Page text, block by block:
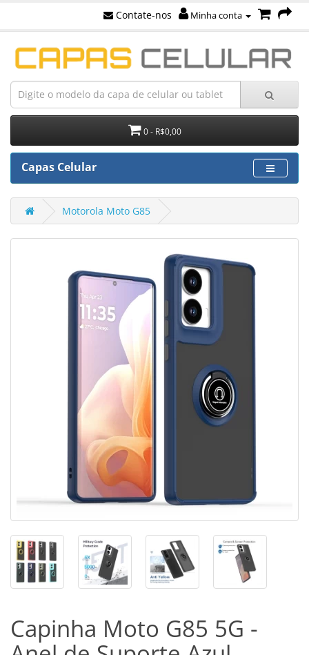
Contate-nos Minha conta
0 - R$0,00
Capas Celular
Motorola Moto G85
Capinha Moto G85 5G -